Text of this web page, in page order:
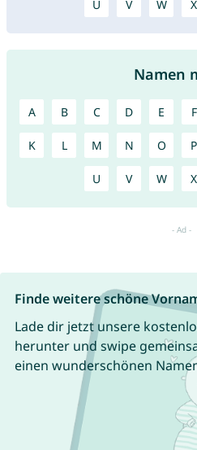
U V W X
Namen
A B C D E F
K L M N O P
U V W X
Finde weitere schöne
Lade dir jetzt unsere
herunter und swipe
einen wunderschönen